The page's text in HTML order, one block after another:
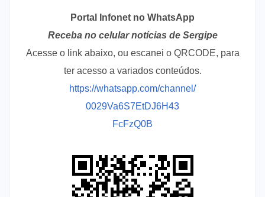
Portal Infonet no WhatsApp
Receba no celular notícias de Sergipe
Acesse o link abaixo, ou escanei o QRCODE, para
ter acesso a variados conteúdos.
https://whatsapp.com/channel/
0029Va6S7EtDJ6H43
FcFzQ0B